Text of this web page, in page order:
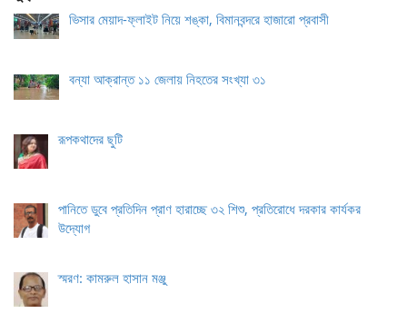
ভিসার মেয়াদ-ফ্লাইট নিয়ে শঙ্কা, বিমানবন্দরে হাজারো প্রবাসী
বন্যা আক্রান্ত ১১ জেলায় নিহতের সংখ্যা ৩১
রূপকথাদের ছুটি
পানিতে ডুবে প্রতিদিন প্রাণ হারাচ্ছে ৩২ শিশু, প্রতিরোধে দরকার কার্যকর
উদ্যোগ
স্মরণ: কামরুল হাসান মঞ্জু